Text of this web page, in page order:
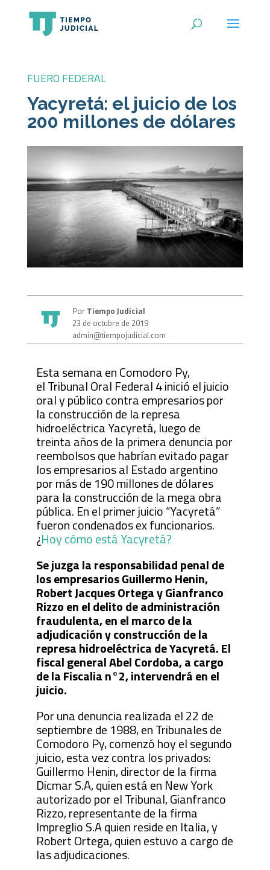
FUERO FEDERAL
Yacyretá: el juicio de los
200 millones de dólares
PorTiempo Judicial
23 de octubre de 2019
admin@tiempojudicial.com
Esta semana en Comodoro Py,
el Tribunal Oral Federal 4 inició el juicio
oral y público contra empresarios por
la construcción de la represa
hidroeléctrica Yacyretá, luego de
treinta años de la primera denuncia por
reembolsos que habrían evitado pagar
los empresarios al Estado argentino
por más de 190 millones de dólares
para la construcción de la mega obra
pública. En el primer juicio “Yacyretá”
fueron condenados ex funcionarios.
¿Hoy cómo está Yacyretá?
Se juzga la responsabilidad penal de
los empresarios Guillermo Henin,
Robert Jacques Ortega y Gianfranco
Rizzo en el delito de administración
fraudulenta, en el marco de la
adjudicación y construcción de la
represa hidroeléctrica de Yacyretá. El
fiscal general Abel Cordoba, a cargo
de la Fiscalia n°2, intervendrá en el
juicio.
Por una denuncia realizada el 22 de
septiembre de 1988, en Tribunales de
Comodoro Py, comenzó hoy el segundo
juicio, esta vez contra los privados:
Guillermo Henin, director de la firma
Dicmar S.A, quien está en New York
autorizado por el Tribunal, Gianfranco
Rizzo, representante de la firma
Impreglio S.A quien reside en Italia, y
Robert Ortega, quien estuvo a cargo de
las adjudicaciones.